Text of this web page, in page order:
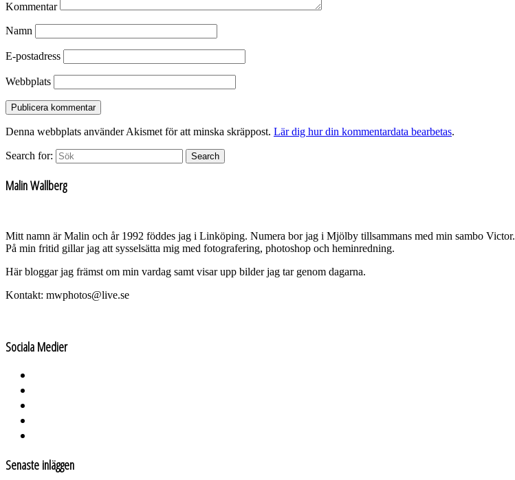
Kommentar
Namn
E-postadress
Webbplats
Denna webbplats använder Akismet för att minska skräppost. Lär dig hur din kommentardata bearbetas.
Search for: Search
Malin Wallberg
Mitt namn är Malin och år 1992 föddes jag i Linköping. Numera bor jag i Mjölby tillsammans med min sambo Victor.
På min fritid gillar jag att sysselsätta mig med fotografering, photoshop och heminredning.
Här bloggar jag främst om min vardag samt visar upp bilder jag tar genom dagarna.
Kontakt: mwphotos@live.se
Sociala Medier
Senaste inläggen